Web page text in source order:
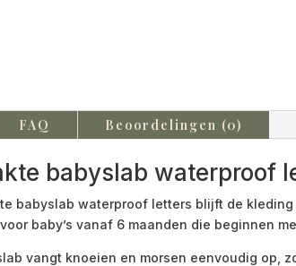
FAQ Beoordelingen (0)
babyslab waterproof
babyslab waterproof letters blijft de
baby’s vanaf 6 maanden die beginnen
vangt knoeien en morsen eenvoudig op,